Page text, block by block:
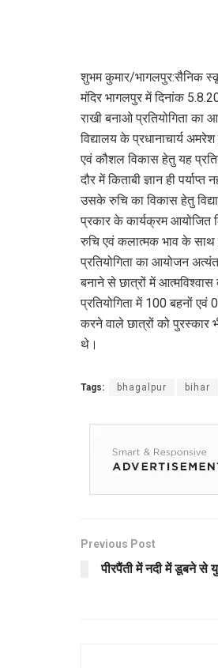
शुभम कुमार/भागलपुर:सैनिक
मंदिर भागलपुर में दिनांक
राखी बनाओ प्रतियोगिता का
विद्यालय के प्रधानाचार्य
एवं कौशल विकास हेतु यह
दौर में किताबी ज्ञान ही
उसके रुचि का विकास हेतु
प्रकार के कार्यक्रम आयोजित
रुचि एवं कलात्मक भाव के साथ
प्रतियोगिता का आयोजन
बनाने से छात्रों में
प्रतियोगिता में 100 बहनों एवं
करने वाले छात्रों को पुरस्कार
थे।
Tags: bhagalpur bihar
Previous Post
पीरपैंती में नदी में डूबने से